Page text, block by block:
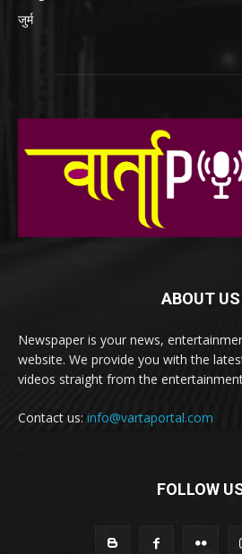
जुर्म
ABOUT US
Newspaper is your news,
website. We provide you with the
videos straight from the
Contact us: info@vartaportal.com
FOLLOW